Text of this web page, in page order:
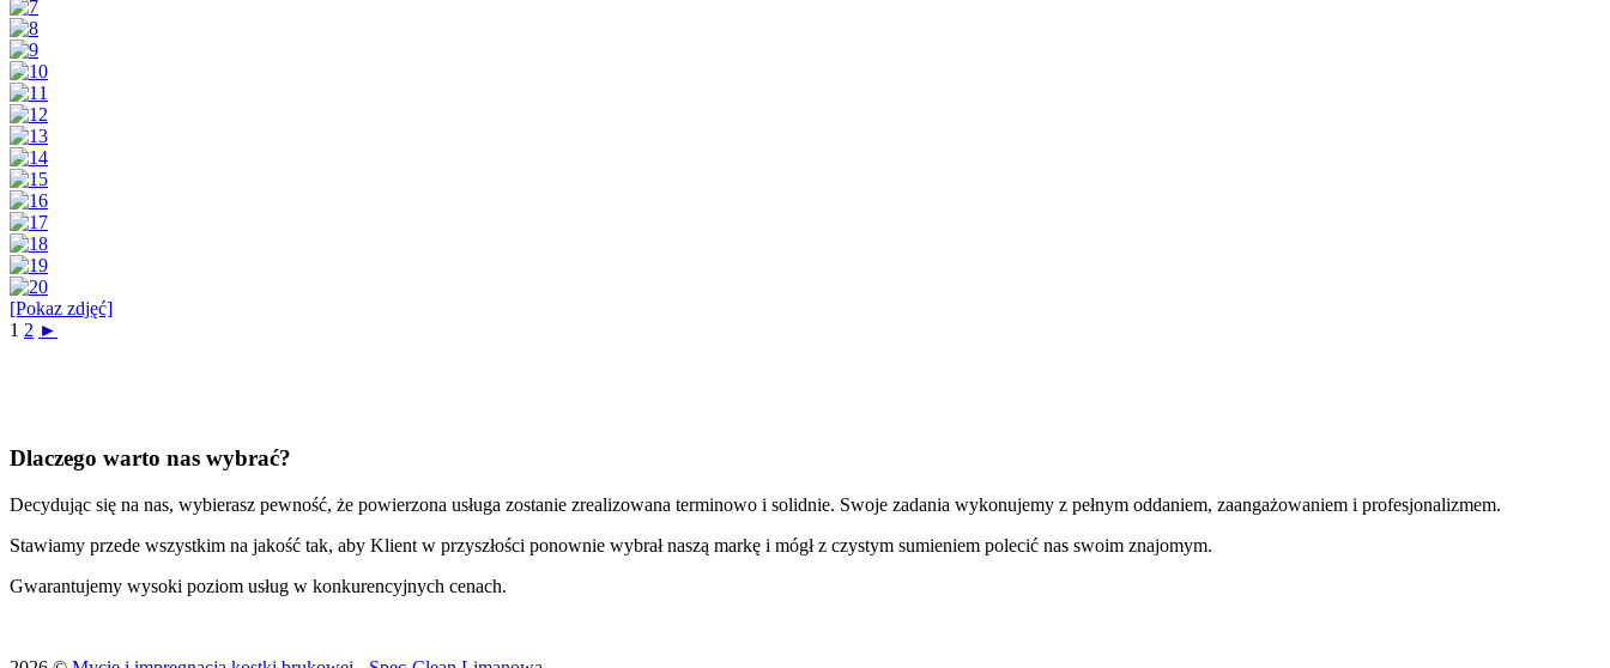
[Pokaz zdjęć]
1 2 ►
Dlaczego warto nas wybrać?
Decydując się na nas, wybierasz pewność, że powierzona usługa zostanie zrealizowana terminowo i solidnie. Swoje zadania wykonujemy z pełnym oddaniem, zaangażowaniem i profesjonalizmem.
Stawiamy przede wszystkim na jakość tak, aby Klient w przyszłości ponownie wybrał naszą markę i mógł z czystym sumieniem polecić nas swoim znajomym.
Gwarantujemy wysoki poziom usług w konkurencyjnych cenach.